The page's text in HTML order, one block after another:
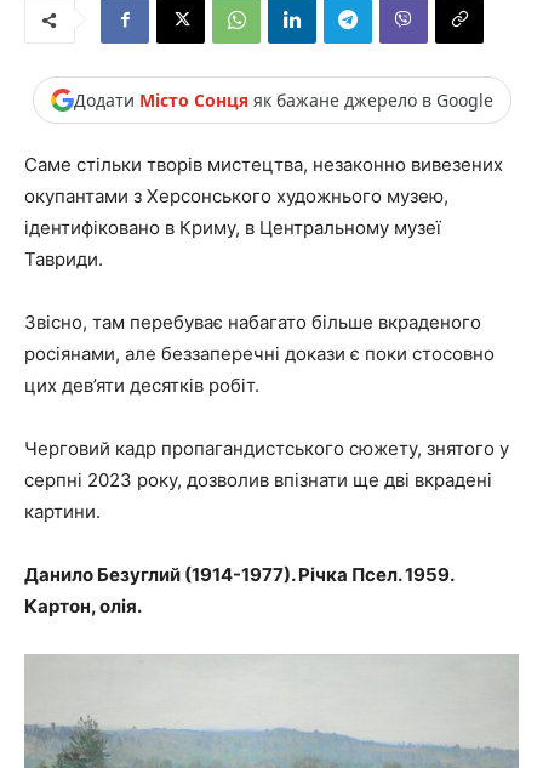
Додати Місто Сонцяяк бажане джерело в Google
Саме стільки творів мистецтва, незаконно вивезених
окупантами з Херсонського художнього музею,
ідентифіковано в Криму, в Центральному музеї
Тавриди.
Звісно, там перебуває набагато більше вкраденого
росіянами, але беззаперечні докази є поки стосовно
цих дев’яти десятків робіт.
Черговий кадр пропагандистського сюжету, знятого у
серпні 2023 року, дозволив впізнати ще дві вкрадені
картини.
Данило Безуглий (1914-1977). Річка Псел. 1959.
Картон, олія.